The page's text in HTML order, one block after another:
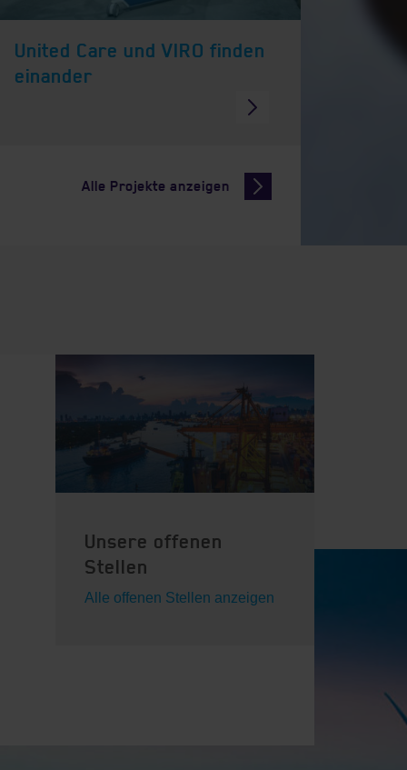
United Care und VIRO finden
einander
Alle Projekte anzeigen
Unsere offenen
Stellen
Alle offenen Stellen anzeigen